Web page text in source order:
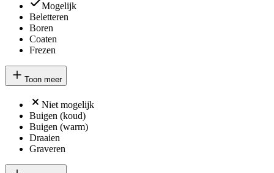
Mogelijk
Beletteren
Boren
Coaten
Frezen
Toon meer
Niet mogelijk
Buigen (koud)
Buigen (warm)
Draaien
Graveren